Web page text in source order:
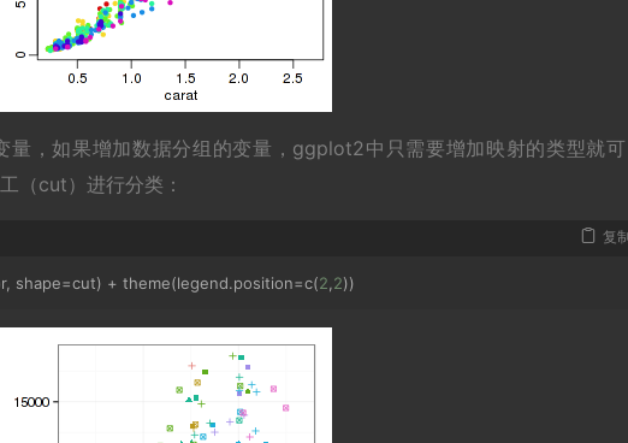
量，如果增加数据分组的变量，ggplot2中只需要增加映射的类型就
（cut）进行分类：
复
, shape=cut) + theme(legend.position=c(2 2))